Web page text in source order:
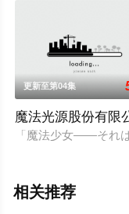
子,相泽舞,皆川纯子
动漫，大结局剧情
无删减完整版动漫
移步至豆瓣动漫、
更新至第04集
魔法光源股份有限
「魔法少女――それ
相关推荐